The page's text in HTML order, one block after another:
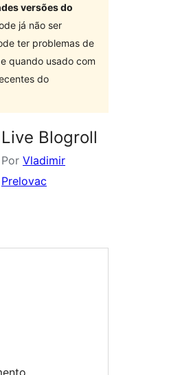
versões do
já não ser
ter problemas de
quando usado com
do
Live Blogroll
Por Vladimir
Prelovac